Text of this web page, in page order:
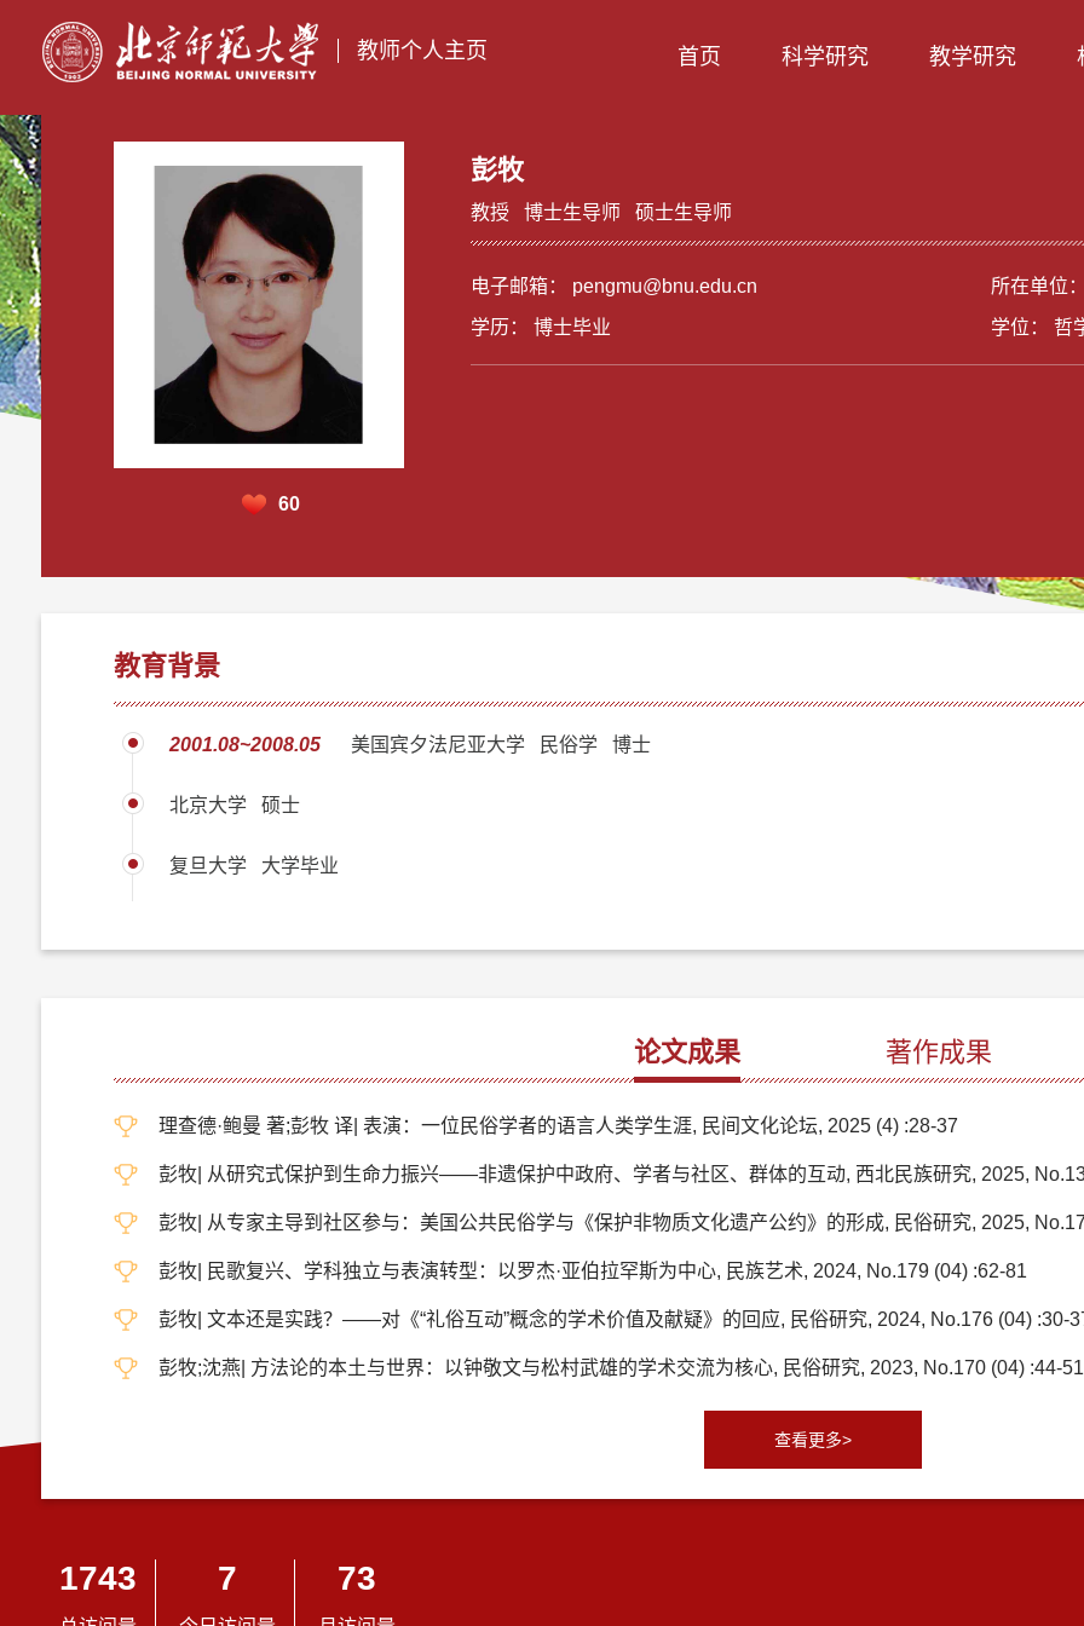
教师个人主页 首页 科学研究 教学研究
60
彭牧
教授 博士生导师 硕士生导师
电子邮箱： pengmu@bnu.edu.cn
所在单位
学历： 博士毕业
学位： 哲
教育背景
2001.08~2008.05 美国宾夕法尼亚大学 民俗学 博士
北京大学 硕士
复旦大学 大学毕业
论文成果 著作成果
理查德·鲍曼 著;彭牧 译| 表演：一位民俗学者的语言人类学生涯, 民间文化论坛, 2025 (4) :28-37
彭牧| 从研究式保护到生命力振兴——非遗保护中政府、学者与社区、群体的互动, 西北民族研究, 2025,
彭牧| 从专家主导到社区参与：美国公共民俗学与《保护非物质文化遗产公约》的形成, 民俗研究, 2025,
彭牧| 民歌复兴、学科独立与表演转型：以罗杰·亚伯拉罕斯为中心, 民族艺术, 2024, No.179 (04) :62-81
彭牧| 文本还是实践？——对《“礼俗互动”概念的学术价值及献疑》的回应, 民俗研究, 2024, No.176 (04) :30-
彭牧;沈燕| 方法论的本土与世界：以钟敬文与松村武雄的学术交流为核心, 民俗研究, 2023, No.170 (04) :44-
查看更多>
1743 7 73